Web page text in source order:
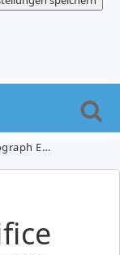
für 79,99€ (VG: 159€)